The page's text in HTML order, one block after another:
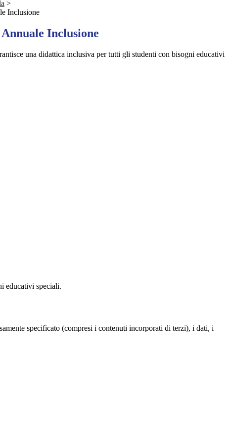
>
Inclusione
Inclusione
una didattica inclusiva per tutti gli studenti con bisogni educativi
educativi speciali.
specificato (compresi i contenuti incorporati di terzi), i dati, i